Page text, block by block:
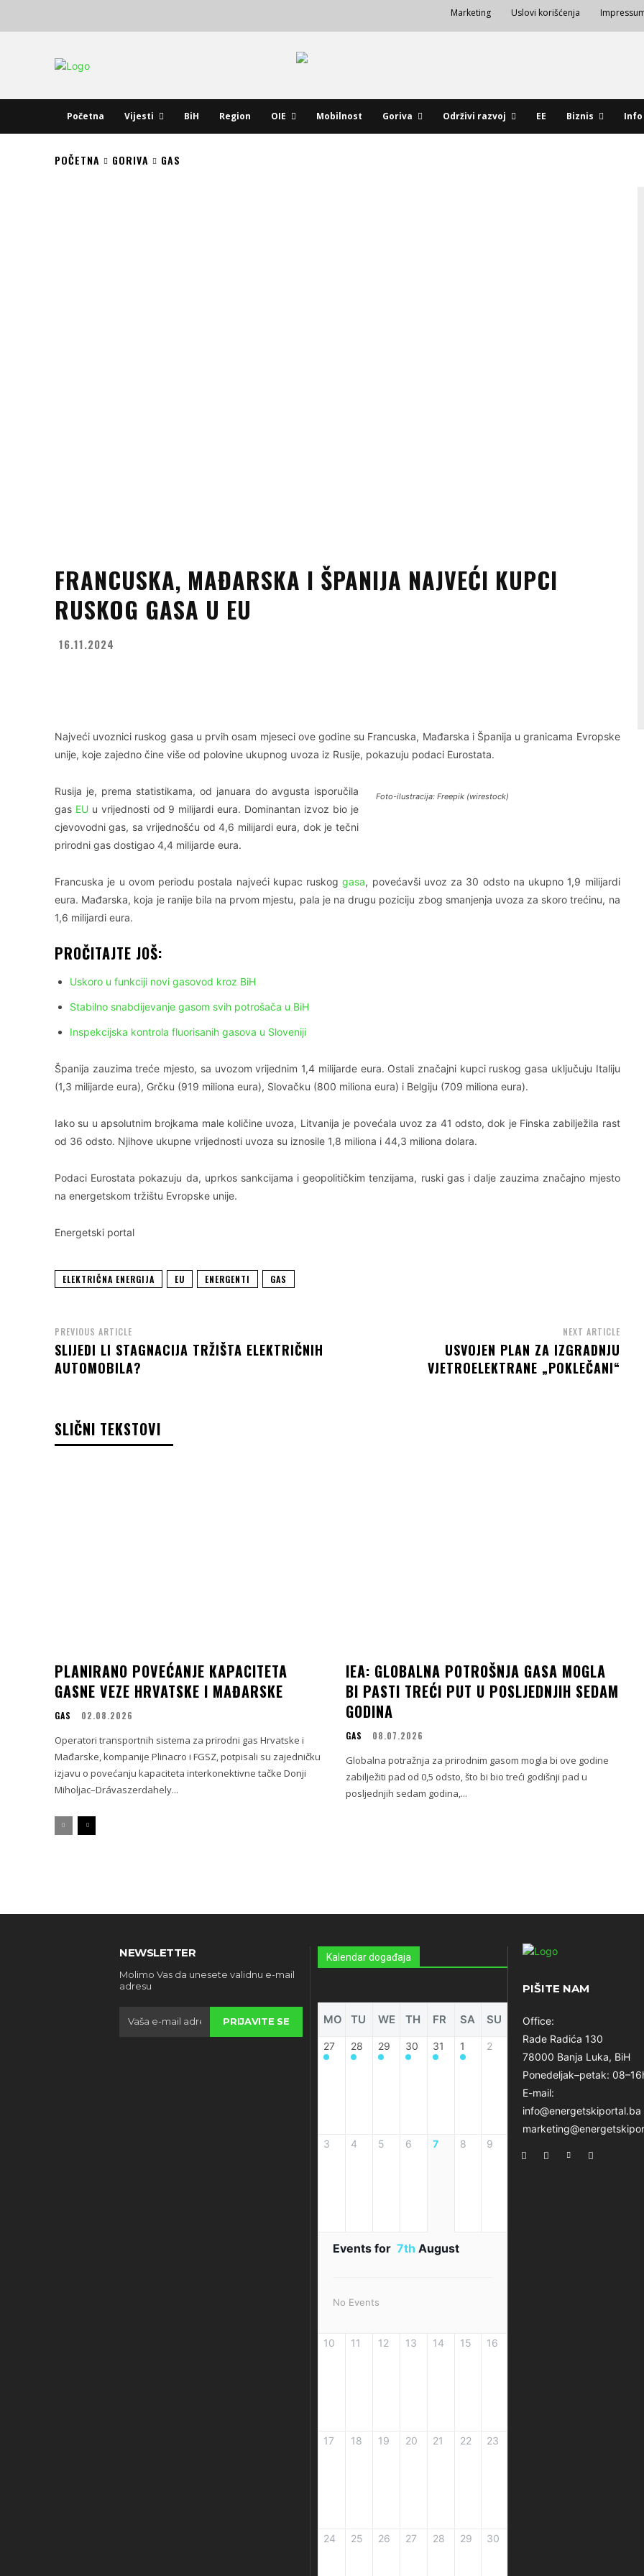
Marketing Uslovi korišćenja
Početna Vijesti BiH Region OIE Mobilnost Goriva Održivi razvoj EE Biznis Info
POČETNA GORIVA GAS
FRANCUSKA, MAĐARSKA I ŠPANIJA NAJVEĆI KUPCI
RUSKOG GASA U EU
16.11.2024
Najveći uvoznici ruskog gasa u prvih osam mjeseci ove godine su Francuska, Mađarska i Španija u granicama Evropske
unije, koje zajedno čine više od polovine ukupnog uvoza iz Rusije, pokazuju podaci Eurostata.
Foto-ilustracija: Freepik (wirestock)
Rusija je, prema statistikama, od januara do avgusta isporučila
gas EUu vrijednosti od 9 milijardi eura. Dominantan izvoz bio je
cjevovodni gas, sa vrijednošću od 4,6 milijardi eura, dok je tečni
prirodni gas dostigao 4,4 milijarde eura.
Francuska je u ovom periodu postala najveći kupac ruskoggasa, povećavši uvoz za 30 odsto na ukupno 1,9 milijardi
eura. Mađarska, koja je ranije bila na prvom mjestu, pala je na drugu poziciju zbog smanjenja uvoza za skoro trećinu, na
1,6 milijardi eura.
PROČITAJTE JOŠ:
Uskoro u funkciji novi gasovod kroz BiH
Stabilno snabdijevanje gasom svih potrošača u BiH
Inspekcijska kontrola fluorisanih gasova u Sloveniji
Španija zauzima treće mjesto, sa uvozom vrijednim 1,4 milijarde eura. Ostali značajni kupci ruskog gasa uključuju Italiju
(1,3 milijarde eura), Grčku (919 miliona eura), Slovačku (800 miliona eura) i Belgiju (709 miliona eura).
Iako su u apsolutnim brojkama male količine uvoza, Litvanija je povećala uvoz za 41 odsto, dok je Finska zabilježila rast
od 36 odsto. Njihove ukupne vrijednosti uvoza su iznosile 1,8 miliona i 44,3 miliona dolara.
Podaci Eurostata pokazuju da, uprkos sankcijama i geopolitičkim tenzijama, ruski gas i dalje zauzima značajno mjesto
na energetskom tržištu Evropske unije.
Energetski portal
ELEKTRIČNA ENERGIJA EU ENERGENTI GAS
PREVIOUS ARTICLE
SLIJEDI LI STAGNACIJA TRŽIŠTA ELEKTRIČNIH
AUTOMOBILA?
NEXT ARTICLE
USVOJEN PLAN ZA IZGRADNJU
VJETROELEKTRANE „POKLEČANI“
SLIČNI TEKSTOVI
PLANIRANO POVEĆANJE KAPACITETA
GASNE VEZE HRVATSKE I MAĐARSKE
GAS 02.08.2026
Operatori transportnih sistema za prirodni gas Hrvatske i
Mađarske, kompanije Plinacro i FGSZ, potpisali su zajedničku
izjavu o povećanju kapaciteta interkonektivne tačke Donji
Miholjac–Drávaszerdahely...
IEA: GLOBALNA POTROŠNJA GASA MOGLA
BI PASTI TREĆI PUT U POSLJEDNJIH SEDAM
GODINA
GAS 08.07.2026
Globalna potražnja za prirodnim gasom mogla bi ove godine
zabilježiti pad od 0,5 odsto, što bi bio treći godišnji pad u
posljednjih sedam godina,...
NEWSLETTER
Molimo Vas da unesete validnu e-mail
adresu
PRIJAVITE SE
Kalendar događaja
MO TU WE TH FR SA SU
27 28 29 30 31 1 2
3 4 5 6 7 8 9
Events for 7th August
No Events
10 11 12 13 14 15 16
17 18 19 20 21 22 23
24 25 26 27 28 29 30
PIŠITE NAM
Office:
Rade Radića 130
78000 Banja Luka, BiH
Ponedeljak–petak:
E-mail:
info@energetskiportal.ba